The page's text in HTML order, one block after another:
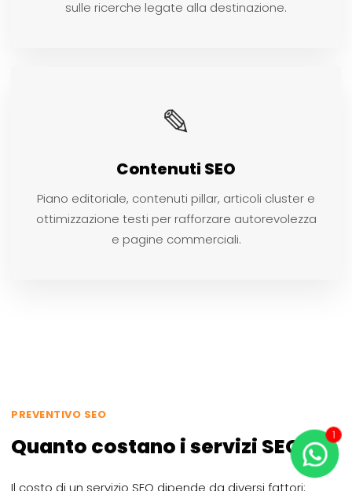
sulle ricerche legate alla destinazione.
✎
Contenuti SEO
Piano editoriale, contenuti pillar, articoli cluster e
ottimizzazione testi per rafforzare autorevolezza
e pagine commerciali.
PREVENTIVO SEO
Quanto costano i servizi SEO?
Il costo di un servizio SEO dipende da diversi fattori:
1